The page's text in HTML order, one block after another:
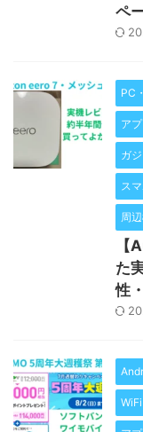
ペ
PC
ア
ガ
ス
周
【
た
性